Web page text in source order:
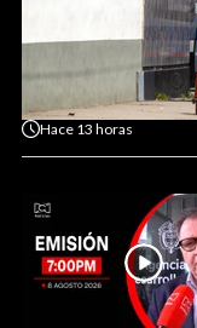
Hace 13 horas